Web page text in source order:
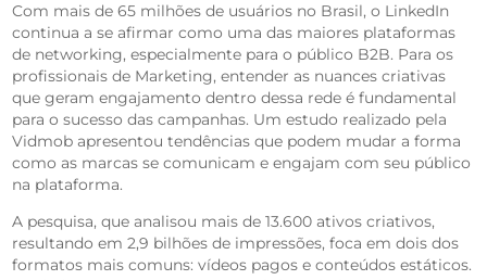
Com mais de 65 milhões de usuários no Brasil, o LinkedIn
continua a se afirmar como uma das maiores plataformas
de networking, especialmente para o público B2B. Para os
profissionais de Marketing, entender as nuances criativas
que geram engajamento dentro dessa rede é fundamental
para o sucesso das campanhas. Um estudo realizado pela
Vidmob apresentou tendências que podem mudar a forma
como as marcas se comunicam e engajam com seu público
na plataforma.
A pesquisa, que analisou mais de 13.600 ativos criativos,
resultando em 2,9 bilhões de impressões, foca em dois dos
formatos mais comuns: vídeos pagos e conteúdos estáticos.